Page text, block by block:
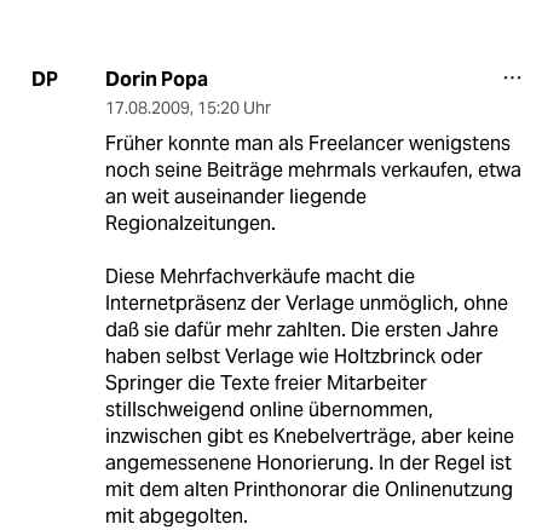
DP Dorin Popa
17.08.2009, 15:20 Uhr
Früher konnte man als Freelancer wenigstens
noch seine Beiträge mehrmals verkaufen, etwa
an weit auseinander liegende
Regionalzeitungen.
Diese Mehrfachverkäufe macht die
Internetpräsenz der Verlage unmöglich, ohne
daß sie dafür mehr zahlten. Die ersten Jahre
haben selbst Verlage wie Holtzbrinck oder
Springer die Texte freier Mitarbeiter
stillschweigend online übernommen,
inzwischen gibt es Knebelverträge, aber keine
angemessenene Honorierung. In der Regel ist
mit dem alten Printhonorar die Onlinenutzung
mit abgegolten.